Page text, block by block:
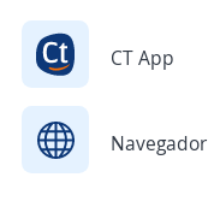
CT App
Navegador